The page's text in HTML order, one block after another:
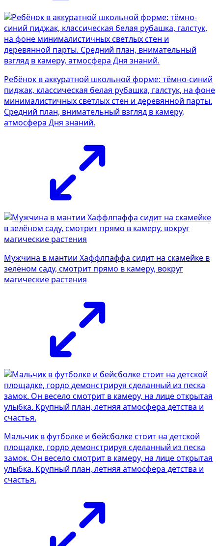
Ребёнок в аккуратной школьной форме: тёмно-синий
пиджак, классическая белая рубашка, галстук, на фоне
минималистичных светлых стен и деревянной парты.
Средний план, внимательный взгляд в камеру,
атмосфера Дня знаний.
Мужчина в мантии Хаффлпаффа сидит на скамейке в
зелёном саду, смотрит прямо в камеру, вокруг
магические растения
Мальчик в футболке и бейсболке стоит на детской
площадке, гордо демонстрируя сделанный из песка
замок. Он весело смотрит в камеру, на лице открытая
улыбка. Крупный план, летняя атмосфера детства и
счастья.